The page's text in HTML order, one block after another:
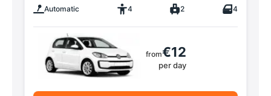
Automatic 4 2 4
from€12
per day